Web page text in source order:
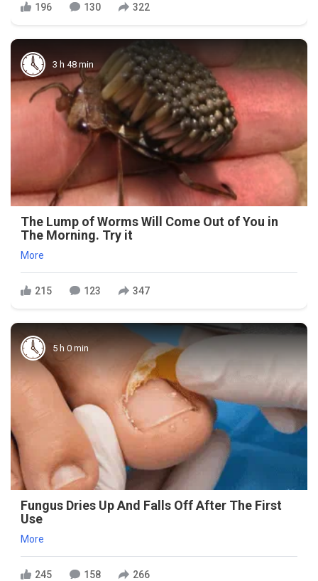
196 130 322
3 h 48 min
The Lump of Worms Will Come Out of You in
The Morning. Try it
More
215 123 347
5 h 0 min
Fungus Dries Up And Falls Off After The First
Use
More
245 158 266